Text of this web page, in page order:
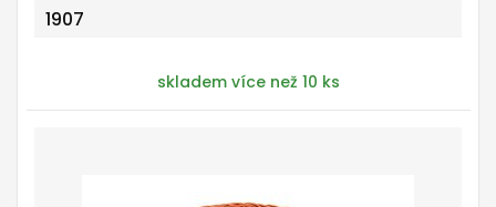
1907
skladem více než 10 ks